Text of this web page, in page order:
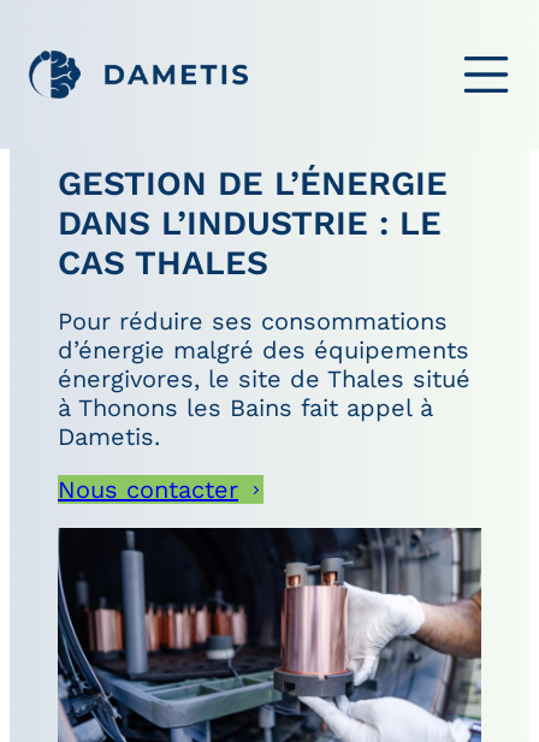
OUVRIR LE
GESTION DE L’ÉNERGIE
DANS L’INDUSTRIE : LE
CAS THALES
Pour réduire ses consommations
d’énergie malgré des équipements
énergivores, le site de Thales situé
à Thonons les Bains fait appel à
Dametis.
Nous contacter